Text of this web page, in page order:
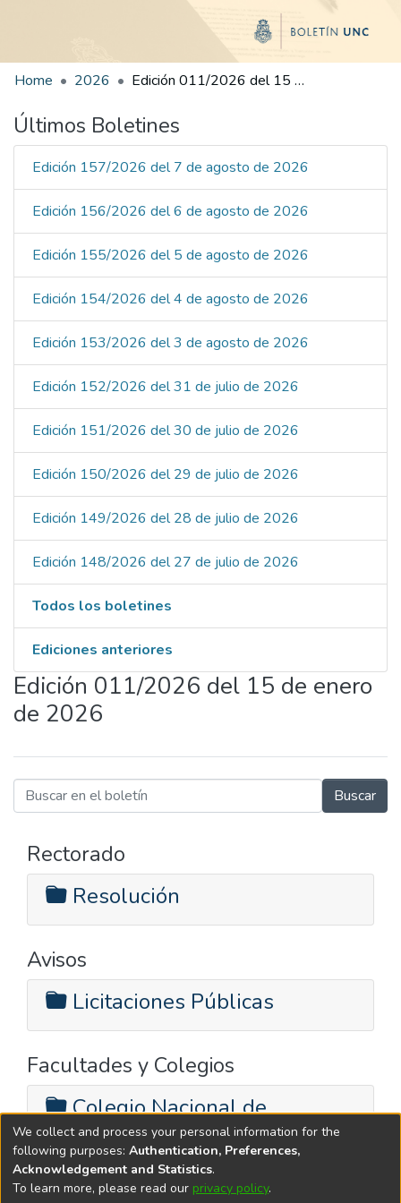
Home 2026 Edición 011/2026 del 15 de enero de 2026
Últimos Boletines
Edición 157/2026 del 7 de agosto de 2026
Edición 156/2026 del 6 de agosto de 2026
Edición 155/2026 del 5 de agosto de 2026
Edición 154/2026 del 4 de agosto de 2026
Edición 153/2026 del 3 de agosto de 2026
Edición 152/2026 del 31 de julio de 2026
Edición 151/2026 del 30 de julio de 2026
Edición 150/2026 del 29 de julio de 2026
Edición 149/2026 del 28 de julio de 2026
Edición 148/2026 del 27 de julio de 2026
Todos los boletines
Ediciones anteriores
Edición 011/2026 del 15 de enero
de 2026
Buscar
Rectorado
Resolución
Avisos
Licitaciones Públicas
Facultades y Colegios
Colegio Nacional de
Monserrat
We collect and process your personal information for the
following purposes: Authentication, Preferences,
Acknowledgement and Statistics.
To learn more, please read our privacy policy.